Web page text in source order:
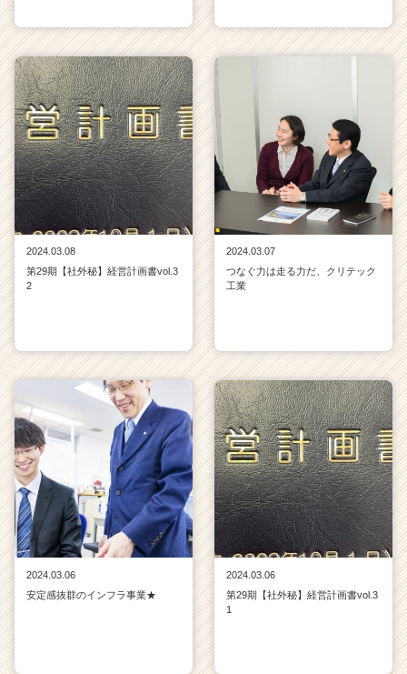
2024.03.08
第29期【社外秘】経営計画書vol.3
2
2024.03.07
つなぐ力は走る力だ、クリテック
工業
2024.03.06
安定感抜群のインフラ事業★
2024.03.06
第29期【社外秘】経営計画書vol.3
1